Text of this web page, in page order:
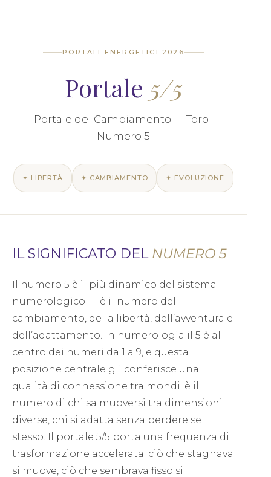
PORTALI ENERGETICI 2026
Portale 5/5
Portale del Cambiamento — Toro ·
Numero 5
✦ LIBERTÀ ✦ CAMBIAMENTO ✦ EVOLUZIONE
IL SIGNIFICATO DEL NUMERO 5
Il numero 5 è il più dinamico del sistema
numerologico — è il numero del
cambiamento, della libertà, dell’avventura e
dell’adattamento. In numerologia il 5 è al
centro dei numeri da 1 a 9, e questa
posizione centrale gli conferisce una
qualità di connessione tra mondi: è il
numero di chi sa muoversi tra dimensioni
diverse, chi si adatta senza perdere se
stesso. Il portale 5/5 porta una frequenza di
trasformazione accelerata: ciò che stagnava
si muove, ciò che sembrava fisso si